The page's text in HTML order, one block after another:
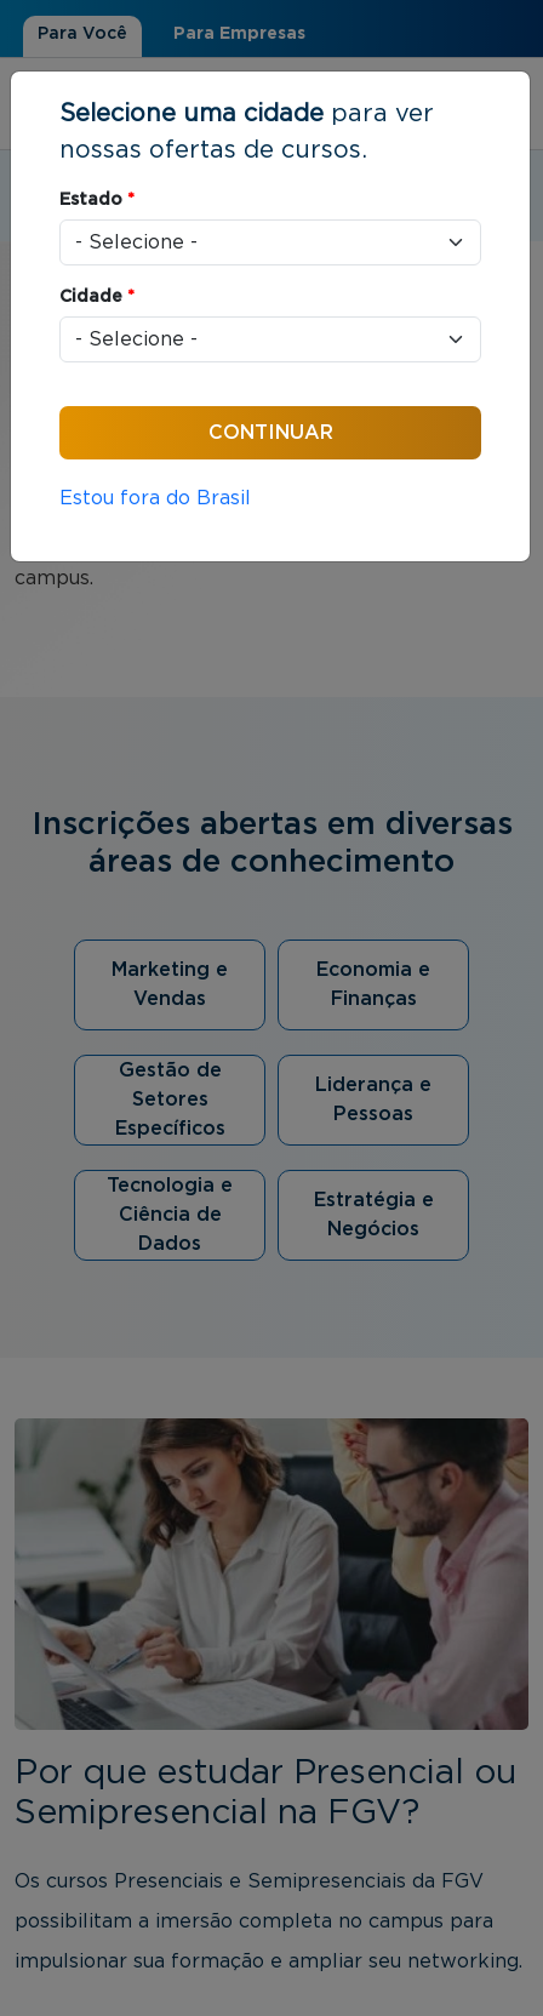
Para Você Para Empresas
Estudar em:Cabo Frio, RJ
Você está aqui
Modalidade Presencial e
As modalidades Presencial e Semipresencial
campus.
Inscrições abertas em diversas
áreas de conhecimento
Marketing e
Vendas
Economia e
Finanças
Gestão de
Setores
Específicos
Liderança e
Pessoas
Tecnologia e
Ciência de
Dados
Estratégia e
Negócios
Por que estudar Presencial ou
Semipresencial na FGV?
Os cursos Presenciais e Semipresenciais da FGV
possibilitam a imersão completa no campus para
impulsionar sua formação e ampliar seu networking.
Selecione uma cidade para ver
nossas ofertas de cursos.
Estado *
Cidade *
Estou fora do Brasil